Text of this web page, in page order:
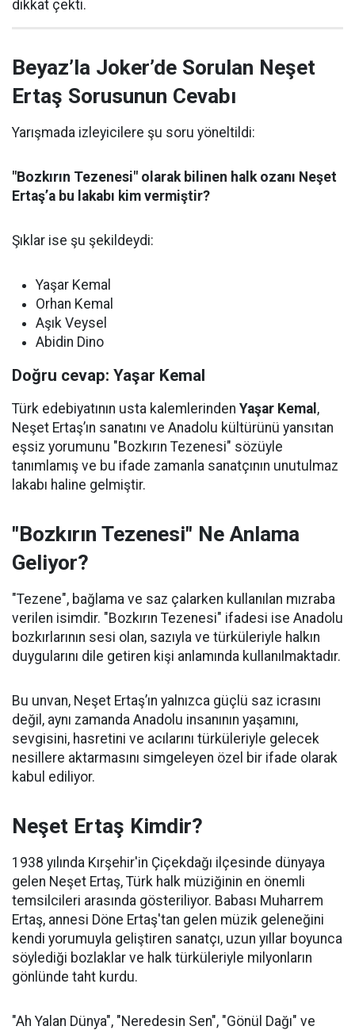
dikkat çekti.
Beyaz’la Joker’de Sorulan Neşet
Ertaş Sorusunun Cevabı
Yarışmada izleyicilere şu soru yöneltildi:
"Bozkırın Tezenesi" olarak bilinen halk ozanı Neşet
Ertaş’a bu lakabı kim vermiştir?
Şıklar ise şu şekildeydi:
Yaşar Kemal
Orhan Kemal
Aşık Veysel
Abidin Dino
Doğru cevap: Yaşar Kemal
Türk edebiyatının usta kalemlerinden Yaşar Kemal ,
Neşet Ertaş’ın sanatını ve Anadolu kültürünü yansıtan
eşsiz yorumunu "Bozkırın Tezenesi" sözüyle
tanımlamış ve bu ifade zamanla sanatçının unutulmaz
lakabı haline gelmiştir.
"Bozkırın Tezenesi" Ne Anlama
Geliyor?
"Tezene", bağlama ve saz çalarken kullanılan mızraba
verilen isimdir. "Bozkırın Tezenesi" ifadesi ise Anadolu
bozkırlarının sesi olan, sazıyla ve türküleriyle halkın
duygularını dile getiren kişi anlamında kullanılmaktadır.
Bu unvan, Neşet Ertaş’ın yalnızca güçlü saz icrasını
değil, aynı zamanda Anadolu insanının yaşamını,
sevgisini, hasretini ve acılarını türküleriyle gelecek
nesillere aktarmasını simgeleyen özel bir ifade olarak
kabul ediliyor.
Neşet Ertaş Kimdir?
1938 yılında Kırşehir'in Çiçekdağı ilçesinde dünyaya
gelen Neşet Ertaş, Türk halk müziğinin en önemli
temsilcileri arasında gösteriliyor. Babası Muharrem
Ertaş, annesi Döne Ertaş'tan gelen müzik geleneğini
kendi yorumuyla geliştiren sanatçı, uzun yıllar boyunca
söylediği bozlaklar ve halk türküleriyle milyonların
gönlünde taht kurdu.
"Ah Yalan Dünya", "Neredesin Sen", "Gönül Dağı" ve